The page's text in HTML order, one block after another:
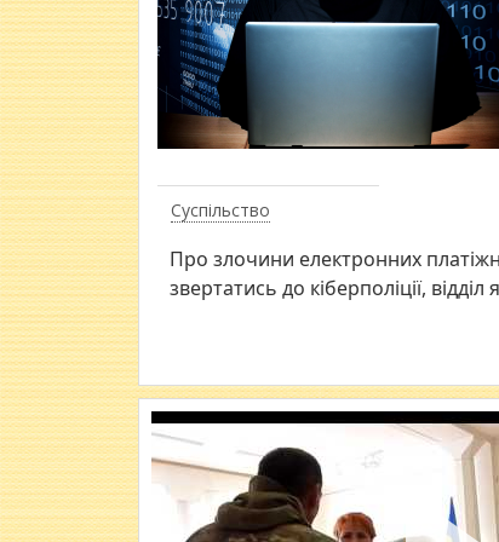
Суспільство
Про злочини електронних
звертатись до кіберполіції, відділ